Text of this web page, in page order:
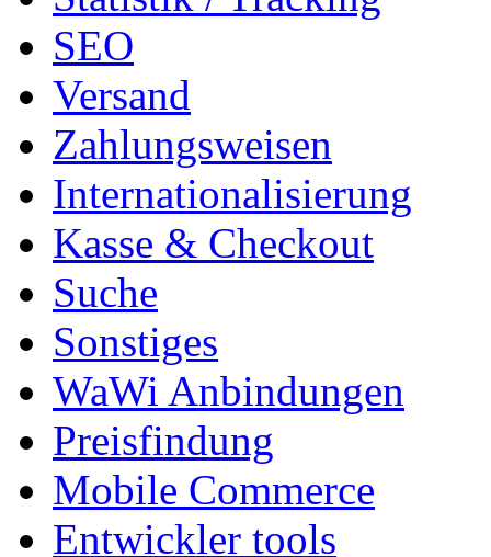
SEO
Versand
Zahlungsweisen
Internationalisierung
Kasse & Checkout
Suche
Sonstiges
WaWi Anbindungen
Preisfindung
Mobile Commerce
Entwickler tools